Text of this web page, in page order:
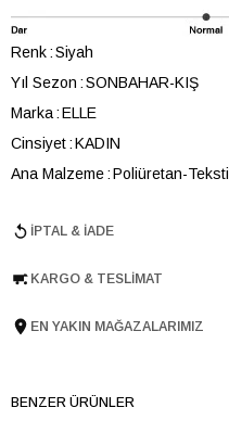
Renk Siyah
Yıl Sezon SONBAHAR-KIŞ
Marka ELLE
Cinsiyet KADIN
Ana Malzeme Poliüretan-Tekstil
Topuk Boyu 5.5 cm
Tema Ruffles
İPTAL & İADE
KARGO & TESLIMAT
EN YAKIN MAĞAZALARIMIZ
BENZER ÜRÜNLER